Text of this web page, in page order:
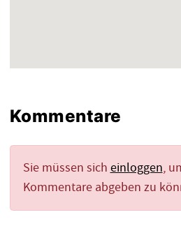
Kommentare
Sie müssen sich einloggen,
Kommentare abgeben zu